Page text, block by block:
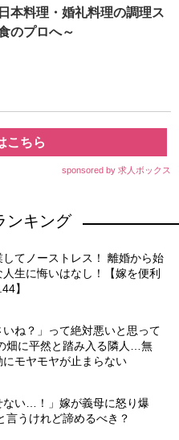
本料理・婚礼料理の調理ス
のプロへ～
こちら
sponsored by 求人ボックス
ンキング
てノーストレス！ 離婚から始
生に悔いはなし！【嫁を便利
】
いね？」って絶対悪いと思って
畑に平然と踏み入る隣人…無
モヤモヤが止まらない
ない…！」嫁が義母に怒り爆
言うけれど諦めるべき？